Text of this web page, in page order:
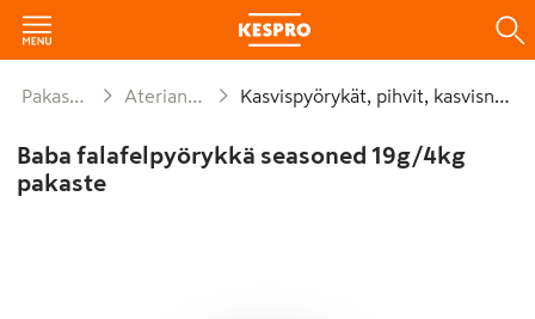
Pakasteet Aterianosat Kasvispyörykät, pihvit, kasvisnakit
Baba falafelpyörykkä seasoned 19g/4kg
pakaste